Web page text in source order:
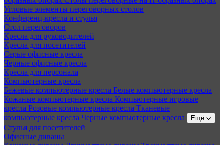
Угловые элементы переговорных столов
Конференц-кресла и стулья
Стол переговоров
Кресла для руководителей
Кресла для посетителей
Серые офисные кресла
Черные офисные кресла
Кресла для персонала
Компьютерные кресла
Бежевые компьютерные кресла Белые компьютерные кресла
Кожаные компьютерные кресла Компьютерные игровые
кресла Розовые компьютерные кресла Тканевые
компьютерные кресла Черные компьютерные кресла Ещё
Стулья для посетителей
Офисные диваны